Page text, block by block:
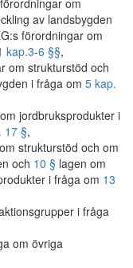
om
av landsbygden
förordningar om
kap.3-6 §§,
om strukturstöd och
i fråga om 5 kap.
jordbruksprodukter i
17 §,
strukturstöd och om
och 10 § lagen om
i fråga om 13
i fråga
om övriga